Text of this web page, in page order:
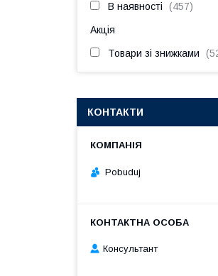
В наявності 457
Акція
Товари зі знижками
КОНТАКТИ
Pobuduj
Консультант